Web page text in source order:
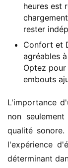
heures est
rester
Confort et
agréables
Optez
embouts
L'importance
non
qualité
l'expérience
déterminant